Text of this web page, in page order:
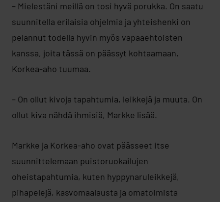
– Mielestäni meillä on tosi hyvä porukka. On saatu
suunnitella erilaisia ohjelmia ja yhteishenki on
pelannut todella hyvin myös vapaaehtoisten
kanssa, joita tässä on päässyt kohtaamaan,
Korkea-aho tuumaa.
– On ollut kivoja tapahtumia, leikkejä ja muuta. On
ollut kiva nähdä ihmisiä, Markke lisää.
Markke ja Korkea-aho ovat päässeet itse
suunnittelemaan puistoruokailujen
oheistapahtumia, kuten hyppynaruleikkejä,
pihapelejä, kasvomaalausta ja omatoimista